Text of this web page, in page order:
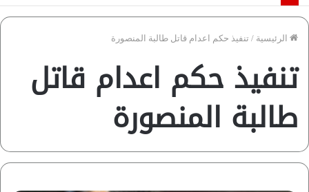
الرئيسية / تنفيذ حكم اعدام قاتل طالبة المنصورة
تنفيذ حكم اعدام قاتل
طالبة المنصورة